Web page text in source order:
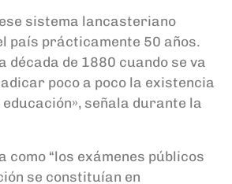
ese sistema lancasteriano
país prácticamente 50 años.
década de 1880 cuando se va
poco a poco la existencia
señala durante la
como “los exámenes públicos
se constituían en